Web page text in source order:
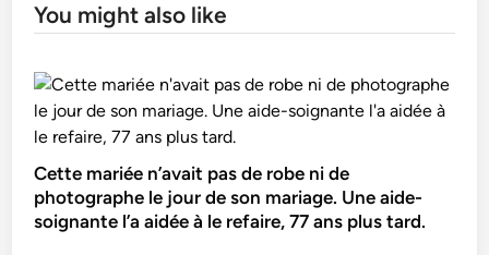
You might also like
Cette mariée n’avait pas de robe ni de
photographe le jour de son mariage. Une aide-
soignante l’a aidée à le refaire, 77 ans plus tard.